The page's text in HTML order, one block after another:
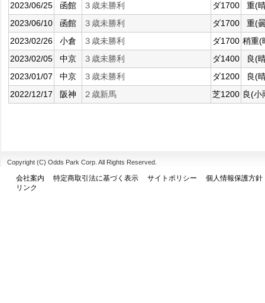
2023/06/25
函館 ３歳未勝利 ダ1700
重(
2023/06/10
函館 ３歳未勝利 ダ1700
重(
2023/02/26
小倉 ３歳未勝利 ダ1700 稍重(
2023/02/05
中京 ３歳未勝利 ダ1400
良(
2023/01/07
中京 ３歳未勝利 ダ1200
良(
2022/12/17
阪神 ２歳新馬 芝1200 良(小
Copyright (C) Odds Park Corp. All Rights Reserved.
会社案内 特定商取引法に基づく表示 サイトポリシー
個人情報保護方針
リンク